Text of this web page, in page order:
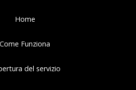
Home
Come Funziona
del servizio